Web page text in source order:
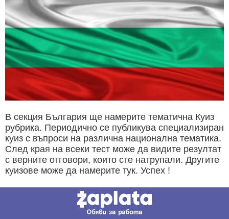
В секция България ще намерите тематична Куиз
рубрика. Периодично се публикува специализиран
куиз с въпроси на различна национална тематика.
След края на всеки тест може да видите резултат
с верните отговори, които сте натрупали. Другите
куизове може да намерите тук. Успех !
НОВИНИ ОТ БЪЛГАРИЯ